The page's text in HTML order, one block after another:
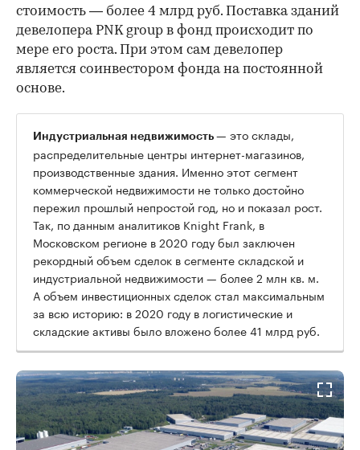
стоимость — более 4 млрд руб. Поставка зданий
девелопера PNK group в фонд происходит по
мере его роста. При этом сам девелопер
является соинвестором фонда на постоянной
основе.
Индустриальная недвижимость — это склады,
распределительные центры интернет-магазинов,
производственные здания. Именно этот сегмент
коммерческой недвижимости не только достойно
пережил прошлый непростой год, но и показал рост.
Так, по данным аналитиков Knight Frank, в
Московском регионе в 2020 году был заключен
рекордный объем сделок в сегменте складской и
индустриальной недвижимости — более 2 млн кв. м.
А объем инвестиционных сделок стал максимальным
за всю историю: в 2020 году в логистические и
складские активы было вложено более 41 млрд руб.